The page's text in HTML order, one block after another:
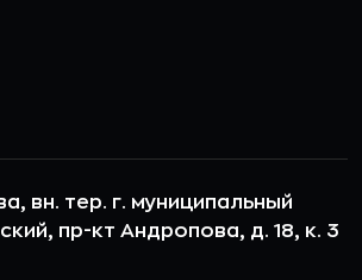
вн. тер. г. муниципальный
пр-кт Андропова, д. 18, к. 3